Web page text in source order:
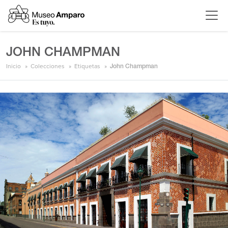
JOHN CHAMPMAN
Inicio Colecciones Etiquetas John Champman